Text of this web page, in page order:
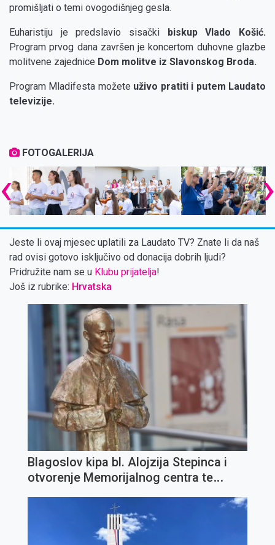
promišljati o temi ovogodišnjeg gesla.
Euharistiju je predslavio sisački
biskup Vlado Košić.
Program prvog dana završen je koncertom duhovne glazbe
molitvene zajednice Dom molitve iz Slavonskog Broda.
Program Mladifesta možete uživo pratiti i putem Laudato
televizije.
FOTOGALERIJA
‹ ›
Jeste li ovaj mjesec uplatili za Laudato TV? Znate li da naš
rad ovisi gotovo isključivo od donacija dobrih ljudi?
Pridružite nam se u Klubu prijatelja!
Još iz rubrike: Hrvatska
Blagoslov kipa bl. Alojzija Stepinca i
otvorenje Memorijalnog centra te